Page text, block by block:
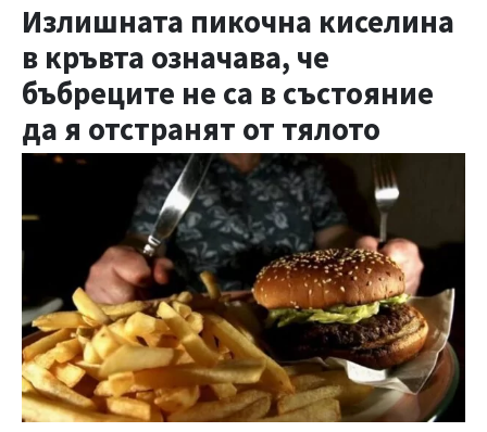
Излишната пикочна киселина
в кръвта означава, че
бъбреците не са в състояние
да я отстранят от тялото